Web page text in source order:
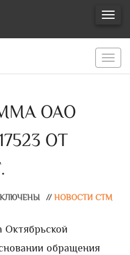
ОАО
ОТ
// НОВОСТИ СТМ
Октябрьской
обращения